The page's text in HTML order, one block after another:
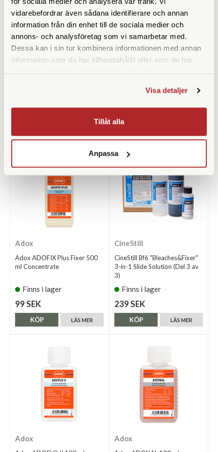
vidarebefordrar även sådana identifierare och annan
information från din enhet till de sociala medier och
annons- och analysföretag som vi samarbetar med.
Dessa kan i sin tur kombinera informationen med annan
information som du har tillhandahållit eller som de har
Visa detaljer
Tillåt alla
Anpassa
AP
129 SEK
CineStill
Finns i lager
179 SEK
Adox
Adox ADOFIX Plus Fixer 500
ml Concentrate
Finns i lager
99 SEK
LÄS MER
KÖP
CineStill
CineStill Bf6 "Bleaches&Fixer"
3-in-1 Slide Solution (Del 3 av
3)
Finns i lager
239 SEK
LÄS MER
KÖP
Adox Adox